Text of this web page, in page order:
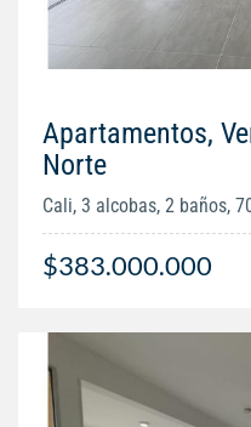
Apartamentos,
Norte
Cali, 3 alcobas, 2 baños,
$383.000.000